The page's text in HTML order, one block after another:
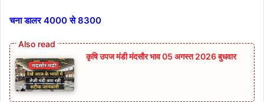
चना डालर 4000 से 8300
कृषि उपज मंडी मंदसौर भाव 05 अगस्त 2026 बुधवार